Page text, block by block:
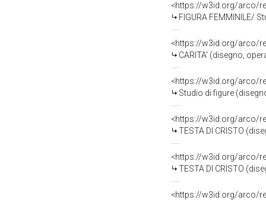
<https://w3id.org/arco/
FIGURA FEMMINILE/
<https://w3id.org/arco/
CARITA' (disegno,
<https://w3id.org/arco/
Studio di figure
<https://w3id.org/arco/
TESTA DI CRISTO
<https://w3id.org/arco/
TESTA DI CRISTO
<https://w3id.org/arco/